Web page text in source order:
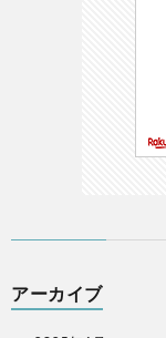
アーカイブ